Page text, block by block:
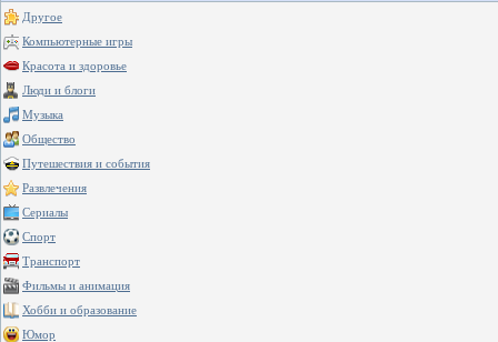
Другое
Компьютерные игры
Красота и здоровье
Люди и блоги
Музыка
Общество
Путешествия и события
Развлечения
Сериалы
Спорт
Транспорт
Фильмы и анимация
Хобби и образование
Юмор